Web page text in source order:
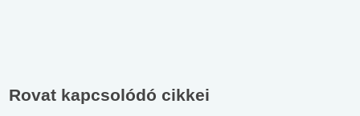
Rovat kapcsolódó cikkei